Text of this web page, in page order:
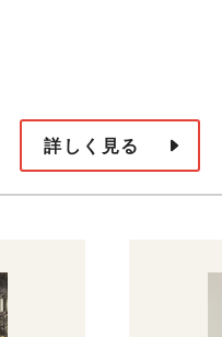
詳しく見る